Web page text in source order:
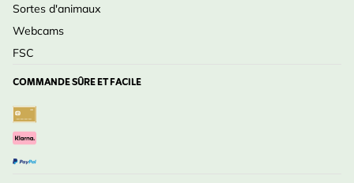
Sortes d'animaux
Webcams
FSC
COMMANDE SÛRE ET FACILE